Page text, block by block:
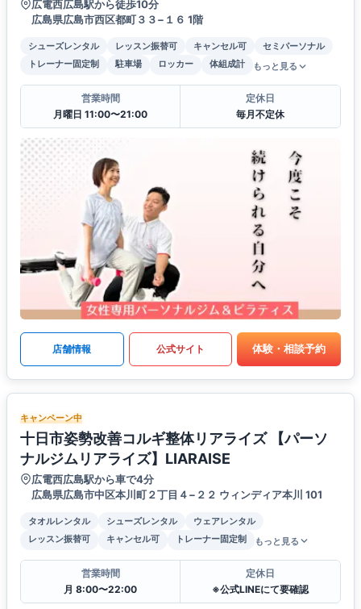
広電西広島駅から徒歩10分
広島県広島市西区都町３３−１６ 1階
シューズレンタル レッスン振替可 キャンセル可
セミパーソナル
トレーナー固定制
駐車場 ロッカー 体組成計 もっと見る
営業時間
月曜日 11:00〜21:00
定休日
毎月不定休
店舗情報 公式サイト 体験・相談予約
キャンペーン中
十日市姿勢改善コルギ整体リアライズ 【パーソ
ナルジムリアライズ】LIARAISE
広電西広島駅から車で4分
広島県広島市中区本川町２丁目４−２２ ウィンディア本川 101
タオルレンタル シューズレンタル
ウェアレンタル
レッスン振替可
キャンセル可 トレーナー固定制 もっと見る
営業時間
月 8:00〜22:00
定休日
※公式LINEにて要確認